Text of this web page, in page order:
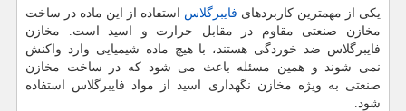
یکی از مهمترین کاربردهای فایبرگلاس استفاده از این ماده در ساخت
مخازن صنعتی مقاوم در مقابل حرارت و اسید است. مخازن
فایبرگلاس ضد خوردگی هستند، با هیچ ماده شیمیایی وارد واکنش
نمی شوند و همین مسئله باعث می شود که در ساخت مخازن
صنعتی به ویژه مخازن نگهداری اسید از مواد فایبرگلاس استفاده
شود.